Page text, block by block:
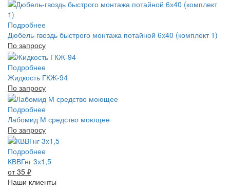
Подробнее
Дюбель-гвоздь быстрого монтажа потайной 6х40 (комплект 1)
По запросу
Подробнее
Жидкость ГКЖ-94
По запросу
Подробнее
Лабомид М средство моющее
По запросу
Подробнее
КВВГнг 3х1,5
от 35 ₽
Наши клиенты